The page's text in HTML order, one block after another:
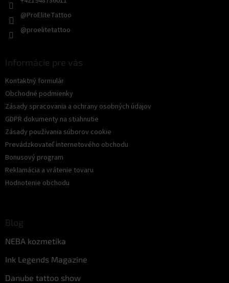
@ProEliteTattoo
@proelitetattoo
Informácie pre vás
Kontaktný formulár
Obchodné podmienky
Zásady spracovania a ochrany osobných údajov
GDPR dokumenty na stiahnutie
Zásady používania súborov cookie
Prevádzkovateľ internetového obchodu
Bonusový program
Reklamácia a vrátenie tovaru
Hodnotenie obchodu
Blog
NEBA kozmetika
Ink Legends Magazine
Danube tattoo show